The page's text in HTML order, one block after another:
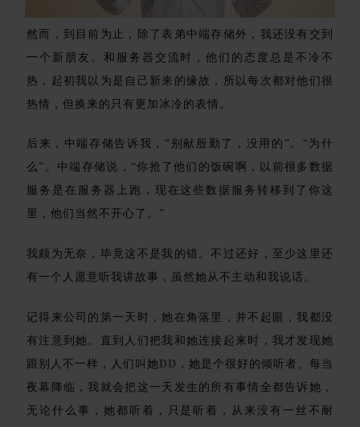
然而，到目前为止，除了表弟中端存储外，我还没有交到
一个新朋友。和服务器交流时，他们的态度总是不冷不
热，起初我以为是自己新来的缘故，所以每次都对他们很
热情，但换来的只有更加冰冷的表情。
后来，中端存储告诉我，“别献殷勤了，没用的”。“为什
么”。中端存储说，“你抢了他们的饭碗啊，以前很多数据
服务是在服务器上跑，现在这些数据服务转移到了你这
里，他们当然不开心了。”
我颇为无奈，毕竟这不是我的错。不过还好，至少这里还
有一个人愿意听我讲故事，虽然她从不主动和我说话。
记得来公司的第一天时，她在角落里，并不起眼，我都没
有注意到她。直到人们把我和她连接起来时，我才发现她
跟别人不一样，人们叫她 DD ，她是个很好的倾听者。每当
夜幕降临，我就会把这一天发生的所有事情全都告诉她，
无论什么事，她都听着，只是听着，从来没有一丝不耐